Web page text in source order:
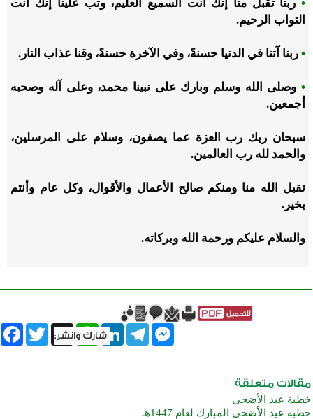
• ربنا تقبل منا إنك أنت السميع العليم، وتب علينا إنك أنت
التواب الرحيم.
• ربنا آتنا في الدنيا حسنةً، وفي الآخرة حسنةً، وقنا عذاب النار.
• وصلى الله وسلم وبارك على نبينا محمد، وعلى آله وصحبه
أجمعين.
سبحان ربك رب العزة عما يصفون، وسلام على المرسلين،
والحمد لله رب العالمين.
تقبل الله منا ومنكم صالح الأعمال والأقوال، وكل عام وأنتم
بخير.
والسلام عليكم ورحمة الله وبركاته.
Twitter X
WhatsAppLinkedInTelegram
Messenger
خطبة عيد الأضحى
خطبة عيد الأضحى المبارك لعام 1447هـ